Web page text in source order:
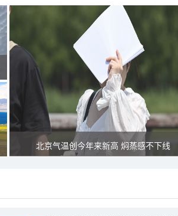
北京气温创今年来新高 焖蒸感不下线